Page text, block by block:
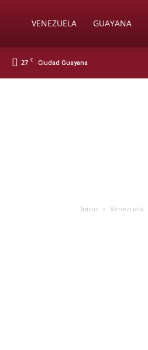
SoyVENEZUELA GUAYANA
27 C Ciudad Guayana
Inicio Venezuela